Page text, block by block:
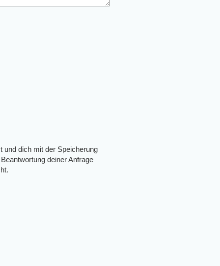
und dich mit der Speicherung
deiner Anfrage